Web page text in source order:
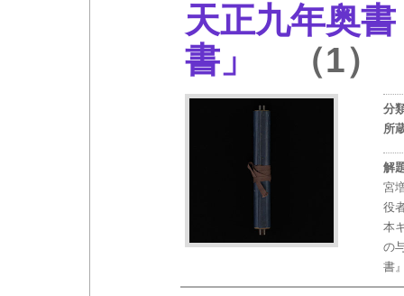
天正九年奥
書」
（1）
分
所
解
宮
役
本
の
書